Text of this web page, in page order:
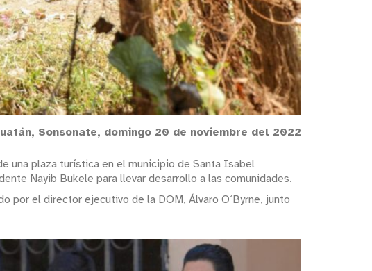
Sonsonate, domingo 20 de noviembre del 2022
una plaza turística en el municipio de Santa Isabel
Nayib Bukele para llevar desarrollo a las comunidades.
por el director ejecutivo de la DOM, Álvaro O´Byrne, junto